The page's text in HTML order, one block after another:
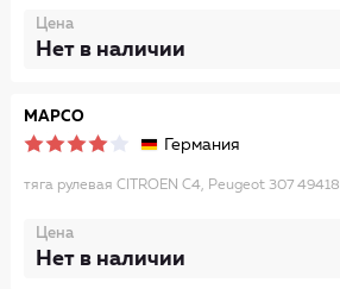
Цена
Нет в наличии
MAPCO
Германия
тяга рулевая CITROEN C4, Peugeot 307 49418
Цена
Нет в наличии